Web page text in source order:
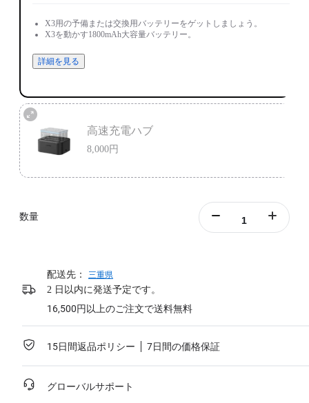
X3用の予備または交換用バッテリーをゲットしましょう。
X3を動かす1800mAh大容量バッテリー。
詳細を見る
高速充電ハブ
8,000円
数量
配送先： 三重県
2 日以内に発送予定です。
16,500円以上のご注文で送料無料
15日間返品ポリシー 7日間の価格保証
グローバルサポート